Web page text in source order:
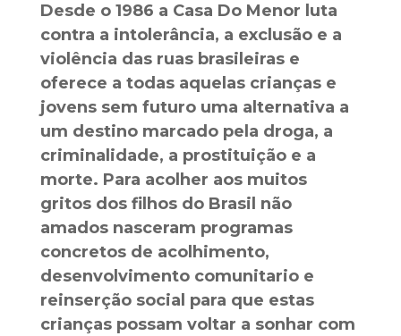
Desde o 1986 a Casa Do Menor luta
contra a intolerância, a exclusão e a
violência das ruas brasileiras e
oferece a todas aquelas crianças e
jovens sem futuro uma alternativa a
um destino marcado pela droga, a
criminalidade, a prostituição e a
morte. Para acolher aos muitos
gritos dos filhos do Brasil não
amados nasceram programas
concretos de acolhimento,
desenvolvimento comunitario e
reinserção social para que estas
crianças possam voltar a sonhar com